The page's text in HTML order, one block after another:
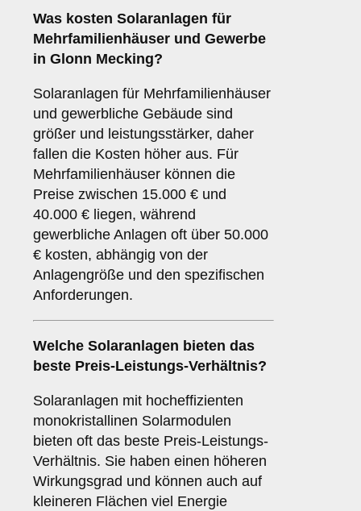
Was kosten Solaranlagen für
Mehrfamilienhäuser und Gewerbe
in Glonn Mecking?
Solaranlagen für Mehrfamilienhäuser
und gewerbliche Gebäude sind
größer und leistungsstärker, daher
fallen die Kosten höher aus. Für
Mehrfamilienhäuser können die
Preise zwischen 15.000 € und
40.000 € liegen, während
gewerbliche Anlagen oft über 50.000
€ kosten, abhängig von der
Anlagengröße und den spezifischen
Anforderungen.
Welche Solaranlagen bieten das
beste Preis-Leistungs-Verhältnis?
Solaranlagen mit hocheffizienten
monokristallinen Solarmodulen
bieten oft das beste Preis-Leistungs-
Verhältnis. Sie haben einen höheren
Wirkungsgrad und können auch auf
kleineren Flächen viel Energie